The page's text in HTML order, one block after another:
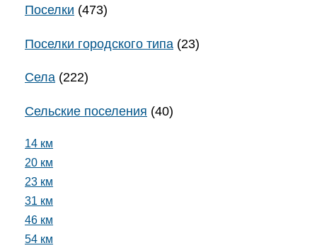
Поселки (473)
Поселки городского типа (23)
Села (222)
Сельские поселения (40)
14 км
20 км
23 км
31 км
46 км
54 км